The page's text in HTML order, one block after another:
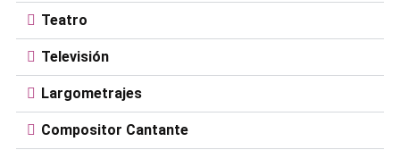
Teatro
Televisión
Largometrajes
Compositor Cantante